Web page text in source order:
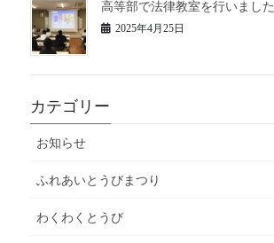
高等部で法律教室を行いました
2025年4月25日
カテゴリー
お知らせ
ふれあいとうびまつり
わくわくとうび